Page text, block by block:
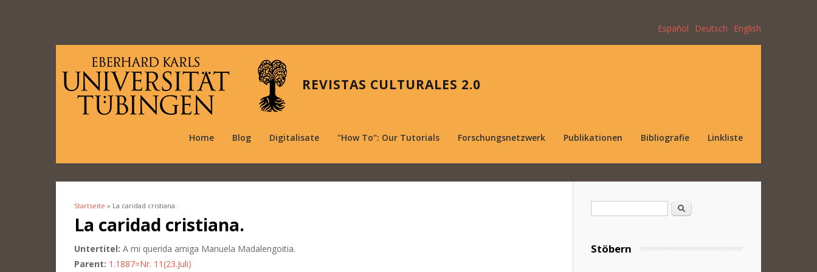
Español Deutsch English
REVISTAS CULTURALES 2.0
Home Blog Digitalisate "How To": Our Tutorials Forschungsnetzwerk Publikationen Bibliografie Linkliste
Sie sind hier
Startseite » La caridad cristiana.
La caridad cristiana.
Untertitel: A mi querida amiga Manuela Madalengoitia.
Parent: 1.1887=Nr. 11(23.Juli)
Suche
Stöbern